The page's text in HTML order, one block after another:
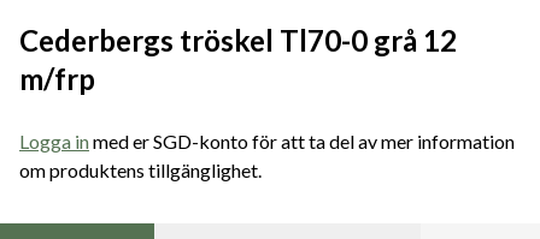
Cederbergs tröskel Tl70-0 grå 12
m/frp
Logga inmed er SGD-konto för att ta del av mer information
om produktens tillgänglighet.